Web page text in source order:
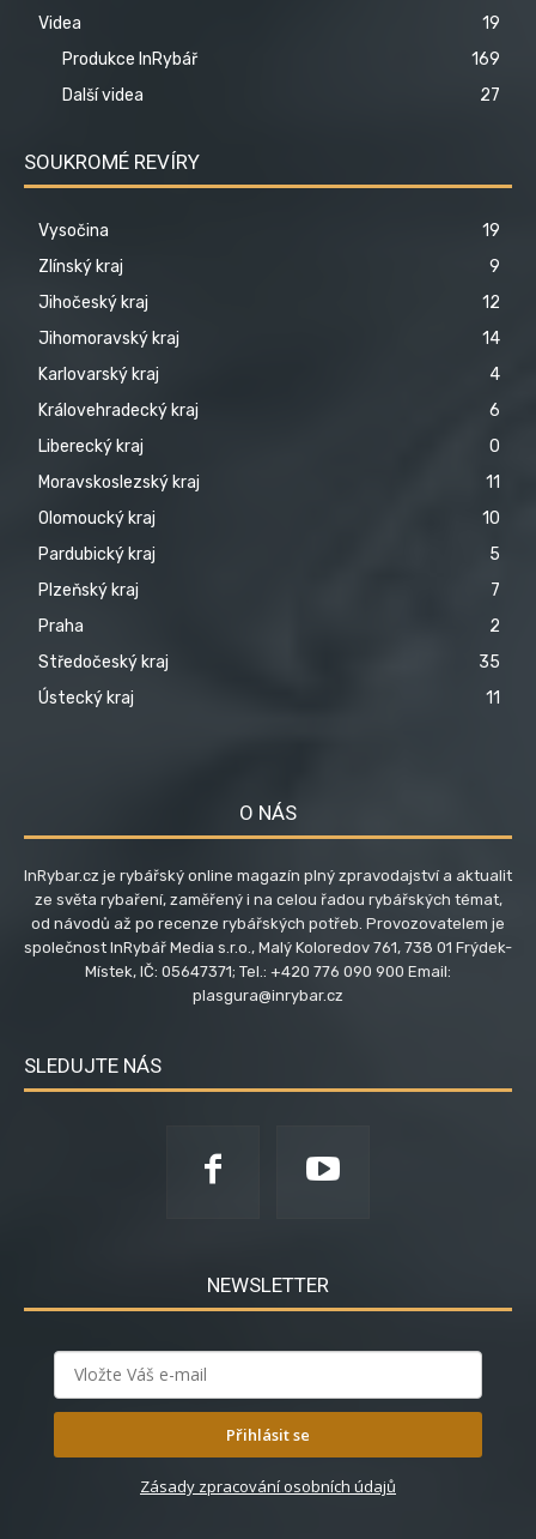
Videa
19
Produkce InRybář
169
Další videa
27
SOUKROMÉ REVÍRY
Vysočina
19
Zlínský kraj
9
Jihočeský kraj
12
Jihomoravský kraj
14
Karlovarský kraj
4
Královehradecký kraj
6
Liberecký kraj
0
Moravskoslezský kraj
11
Olomoucký kraj
10
Pardubický kraj
5
Plzeňský kraj
7
Praha
2
Středočeský kraj
35
Ústecký kraj
11
O NÁS
InRybar.cz je rybářský online magazín plný zpravodajství a aktualit
ze světa rybaření, zaměřený i na celou řadou rybářských témat,
od návodů až po recenze rybářských potřeb. Provozovatelem je
společnost InRybář Media s.r.o., Malý Koloredov 761, 738 01 Frýdek-
Místek, IČ: 05647371; Tel.: +420 776 090 900 Email:
plasgura@inrybar.cz
SLEDUJTE NÁS
NEWSLETTER
Přihlásit se
Zásady zpracování osobních údajů